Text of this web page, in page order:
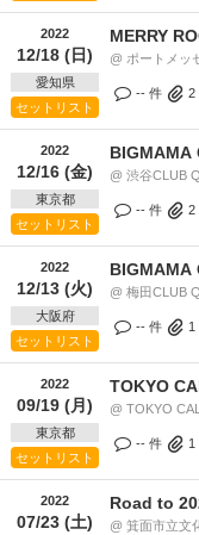
2022
12/18 (日)
愛知県
セットリスト
MERRY
@ ポートメッ
-- 件 2
2022
12/16 (金)
東京都
セットリスト
BIGMAMA
@ 渋谷CLUB
-- 件 2
2022
12/13 (火)
大阪府
セットリスト
BIGMAMA
@ 梅田CLUB
-- 件 1
2022
09/19 (月)
東京都
セットリスト
TOKYO
@ TOKYO
-- 件 1
2022
07/23 (土)
Road to
@ 箕面市立文